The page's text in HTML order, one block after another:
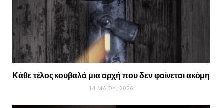
Κάθε τέλος κουβαλά μια αρχή που δεν φαίνεται ακόμη
14 ΜΑΪ́ΟΥ, 2026